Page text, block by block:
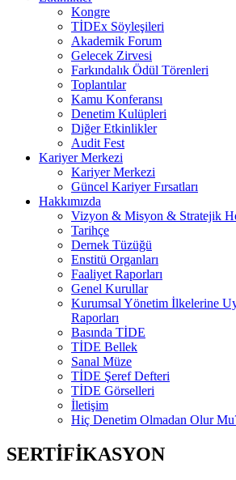
Kongre
TİDEx Söyleşileri
Akademik Forum
Gelecek Zirvesi
Farkındalık Ödül Törenleri
Toplantılar
Kamu Konferansı
Denetim Kulüpleri
Diğer Etkinlikler
Audit Fest
Kariyer Merkezi
Kariyer Merkezi
Güncel Kariyer Fırsatları
Hakkımızda
Vizyon & Misyon & Stratejik
Tarihçe
Dernek Tüzüğü
Enstitü Organları
Faaliyet Raporları
Genel Kurullar
Kurumsal Yönetim İlkelerine
Raporları
Basında TİDE
TİDE Bellek
Sanal Müze
TİDE Şeref Defteri
TİDE Görselleri
İletişim
Hiç Denetim Olmadan Olur
SERTİFİKASYON